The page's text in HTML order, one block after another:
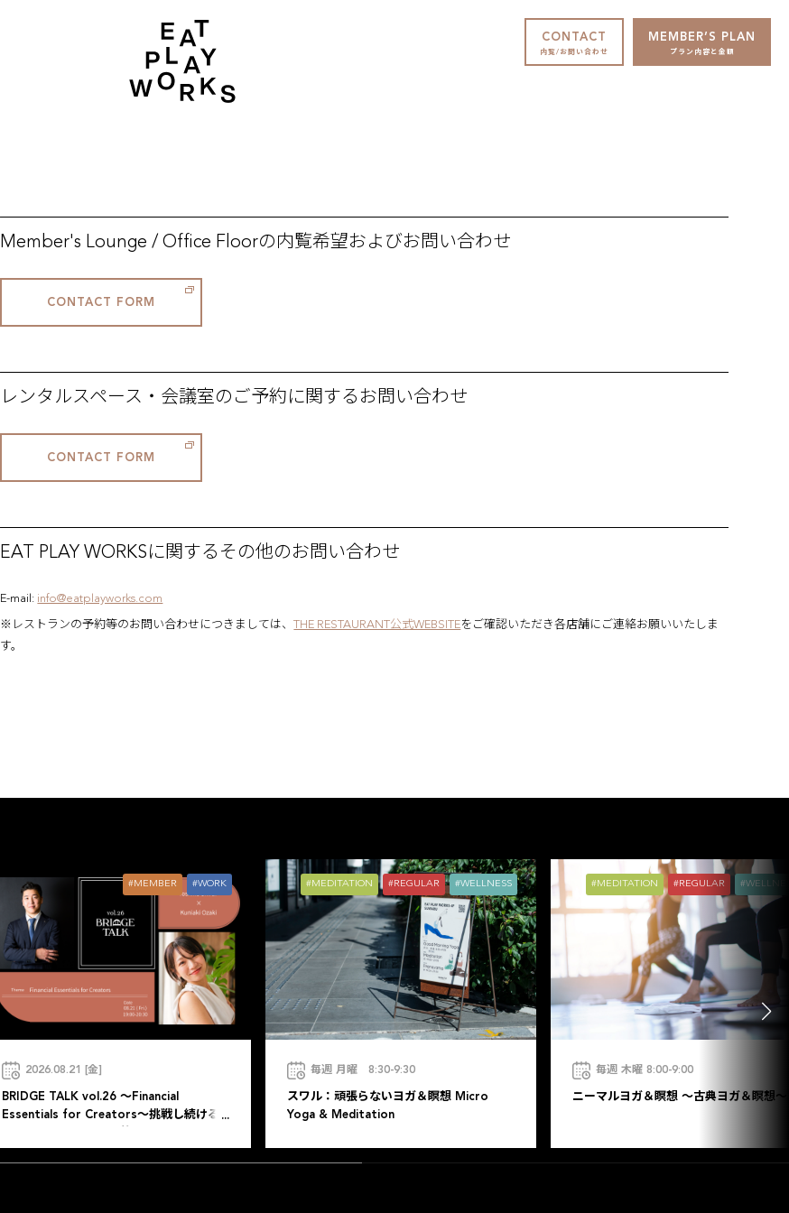
MEMBER’S PLAN
プラン内容と金額
CONTACT
内覧/お問い合わせ
Member's Lounge / Office Floorの内覧希望およびお問い合わせ
CONTACT FORM
レンタルスペース・会議室のご予約に関するお問い合わせ
CONTACT FORM
EAT PLAY WORKSに関するその他のお問い合わせ
E-mail: info@eatplayworks.com
※レストランの予約等のお問い合わせにつきましては、THE RESTAURANT公式WEBSITEをご確認いただき各店舗にご連絡お願いいたしま
す。
MEMBER WORK
2026.08.21 [金]
BRIDGE TALK vol.26 ～Financial
Essentials for Creators～挑戦し続ける
MEDITATION REGULAR WELLNESS
毎週 月曜 8:30-9:30
スワル：頑張らないヨガ＆瞑想 Micro
Yoga & Meditation
MEDITATION REGULAR
毎週 木曜 8:00-9:00
ニーマルヨガ＆瞑想 〜古典ヨガ＆瞑想〜